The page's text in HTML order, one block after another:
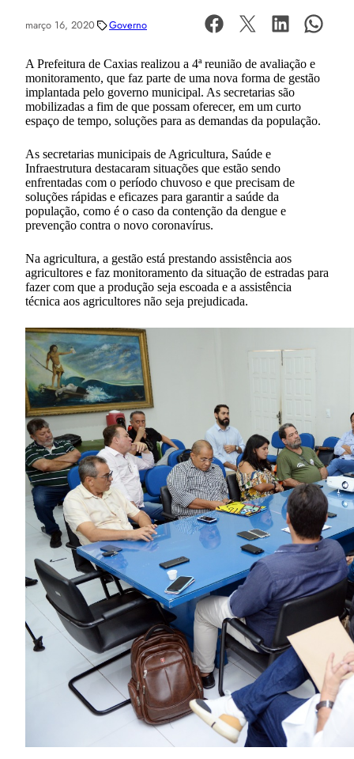
março 16, 2020 Governo
A Prefeitura de Caxias realizou a 4ª reunião de avaliação e
monitoramento, que faz parte de uma nova forma de gestão
implantada pelo governo municipal. As secretarias são
mobilizadas a fim de que possam oferecer, em um curto
espaço de tempo, soluções para as demandas da população.
As secretarias municipais de Agricultura, Saúde e
Infraestrutura destacaram situações que estão sendo
enfrentadas com o período chuvoso e que precisam de
soluções rápidas e eficazes para garantir a saúde da
população, como é o caso da contenção da dengue e
prevenção contra o novo coronavírus.
Na agricultura, a gestão está prestando assistência aos
agricultores e faz monitoramento da situação de estradas para
fazer com que a produção seja escoada e a assistência
técnica aos agricultores não seja prejudicada.